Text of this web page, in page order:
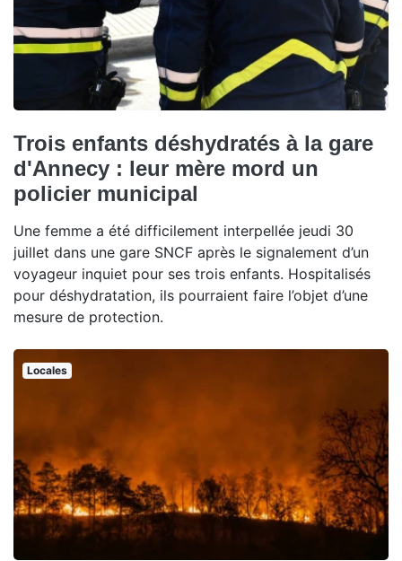
Trois enfants déshydratés à la gare
d'Annecy : leur mère mord un
policier municipal
Une femme a été difficilement interpellée jeudi 30
juillet dans une gare SNCF après le signalement d’un
voyageur inquiet pour ses trois enfants. Hospitalisés
pour déshydratation, ils pourraient faire l’objet d’une
mesure de protection.
Locales